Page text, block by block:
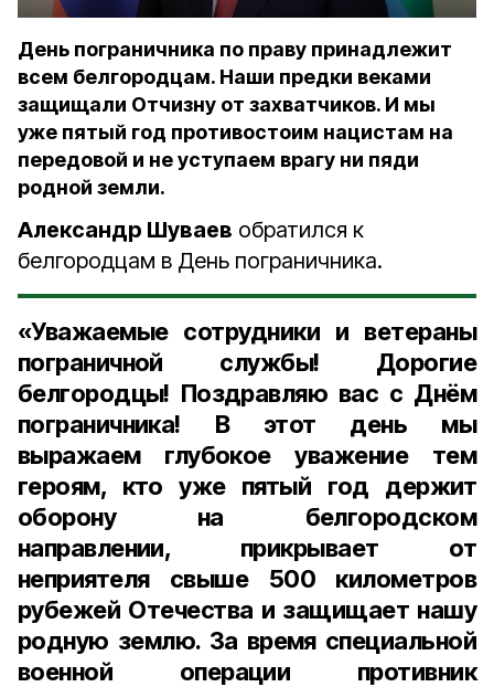
День пограничника по праву принадлежит
всем белгородцам. Наши предки веками
защищали Отчизну от захватчиков. И мы
уже пятый год противостоим нацистам на
передовой и не уступаем врагу ни пяди
родной земли.
Александр Шуваев обратился к
белгородцам в День пограничника.
«Уважаемые сотрудники и ветераны
пограничной службы! Дорогие
белгородцы! Поздравляю вас с Днём
пограничника! В этот день мы
выражаем глубокое уважение тем
героям, кто уже пятый год держит
оборону на белгородском
направлении, прикрывает от
неприятеля свыше 500 километров
рубежей Отечества и защищает нашу
родную землю. За время специальной
военной операции противник